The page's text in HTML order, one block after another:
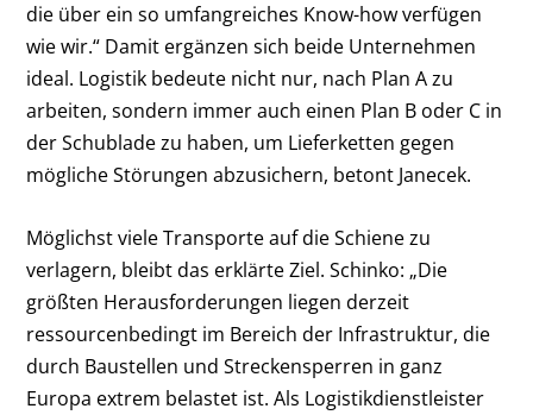
die über ein so umfangreiches Know-how verfügen
wie wir.“ Damit ergänzen sich beide Unternehmen
ideal. Logistik bedeute nicht nur, nach Plan A zu
arbeiten, sondern immer auch einen Plan B oder C in
der Schublade zu haben, um Lieferketten gegen
mögliche Störungen abzusichern, betont Janecek.
Möglichst viele Transporte auf die Schiene zu
verlagern, bleibt das erklärte Ziel. Schinko: „Die
größten Herausforderungen liegen derzeit
ressourcenbedingt im Bereich der Infrastruktur, die
durch Baustellen und Streckensperren in ganz
Europa extrem belastet ist. Als Logistikdienstleister